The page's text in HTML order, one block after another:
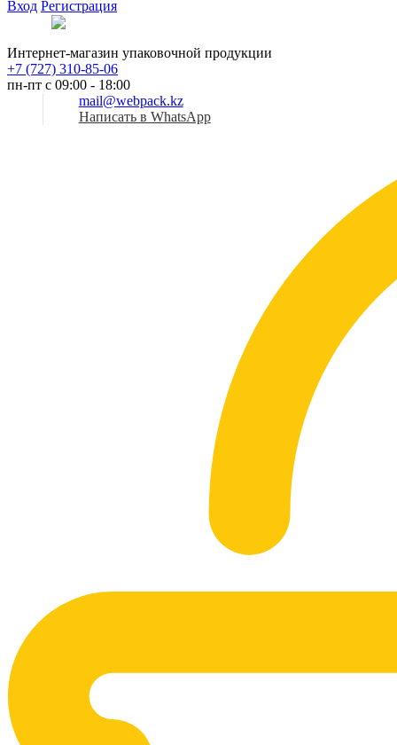
Вход Регистрация
Интернет-магазин упаковочной продукции
+7 (727) 310-85-06
пн-пт с 09:00 - 18:00
mail@webpack.kz
Написать в WhatsApp